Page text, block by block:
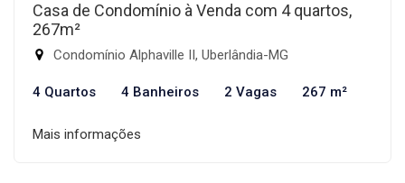
Casa de Condomínio à Venda com 4 quartos,
267m²
Condomínio Alphaville II, Uberlândia-MG
4 Quartos 4 Banheiros 2 Vagas 267 m²
Mais informações